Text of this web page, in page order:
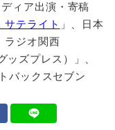
ィア出演・寄稿
サテライト 」、日本
ラジオ関西
ッズプレス）」、
バックスセブン